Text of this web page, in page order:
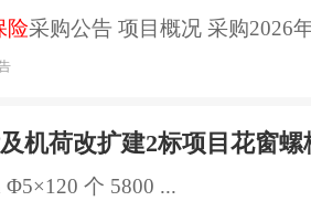
险采购公告 项目概况 采购2026
机荷改扩建2标项目花窗
个 5800 ...